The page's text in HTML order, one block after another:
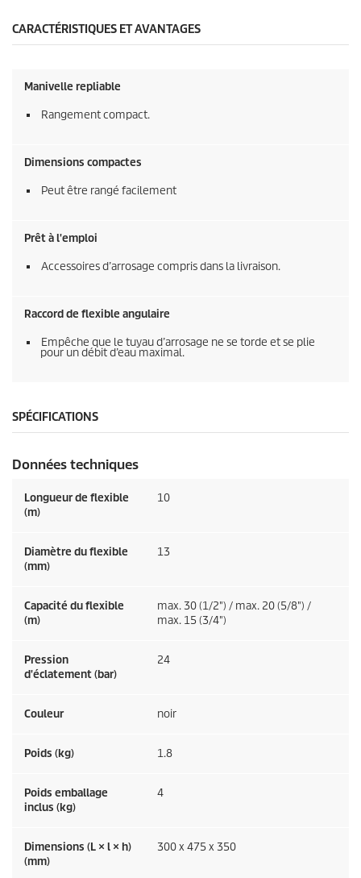
CARACTÉRISTIQUES ET AVANTAGES
Manivelle repliable
Rangement compact.
Dimensions compactes
Peut être rangé facilement
Prêt à l'emploi
Accessoires d’arrosage compris dans la livraison.
Raccord de flexible angulaire
Empêche que le tuyau d’arrosage ne se torde et se plie
pour un débit d’eau maximal.
SPÉCIFICATIONS
Données techniques
Longueur de flexible
(m)
10
Diamètre du flexible
(mm)
13
Capacité du flexible
(m)
max. 30 (1/2") / max. 20 (5/8") /
max. 15 (3/4")
Pression
d'éclatement (bar)
24
Couleur noir
Poids (kg) 1.8
Poids emballage
inclus (kg)
4
Dimensions (L × l × h)
(mm)
300 x 475 x 350